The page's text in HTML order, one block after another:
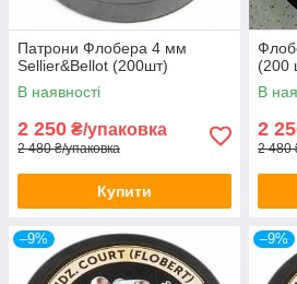
Патрони Флобера 4 мм
Sellier&Bellot (200шт)
В наявності
2 250 ₴/упаковка
2 480 ₴/упаковка
Купити
(200
В
2
2 480
–9% –9%